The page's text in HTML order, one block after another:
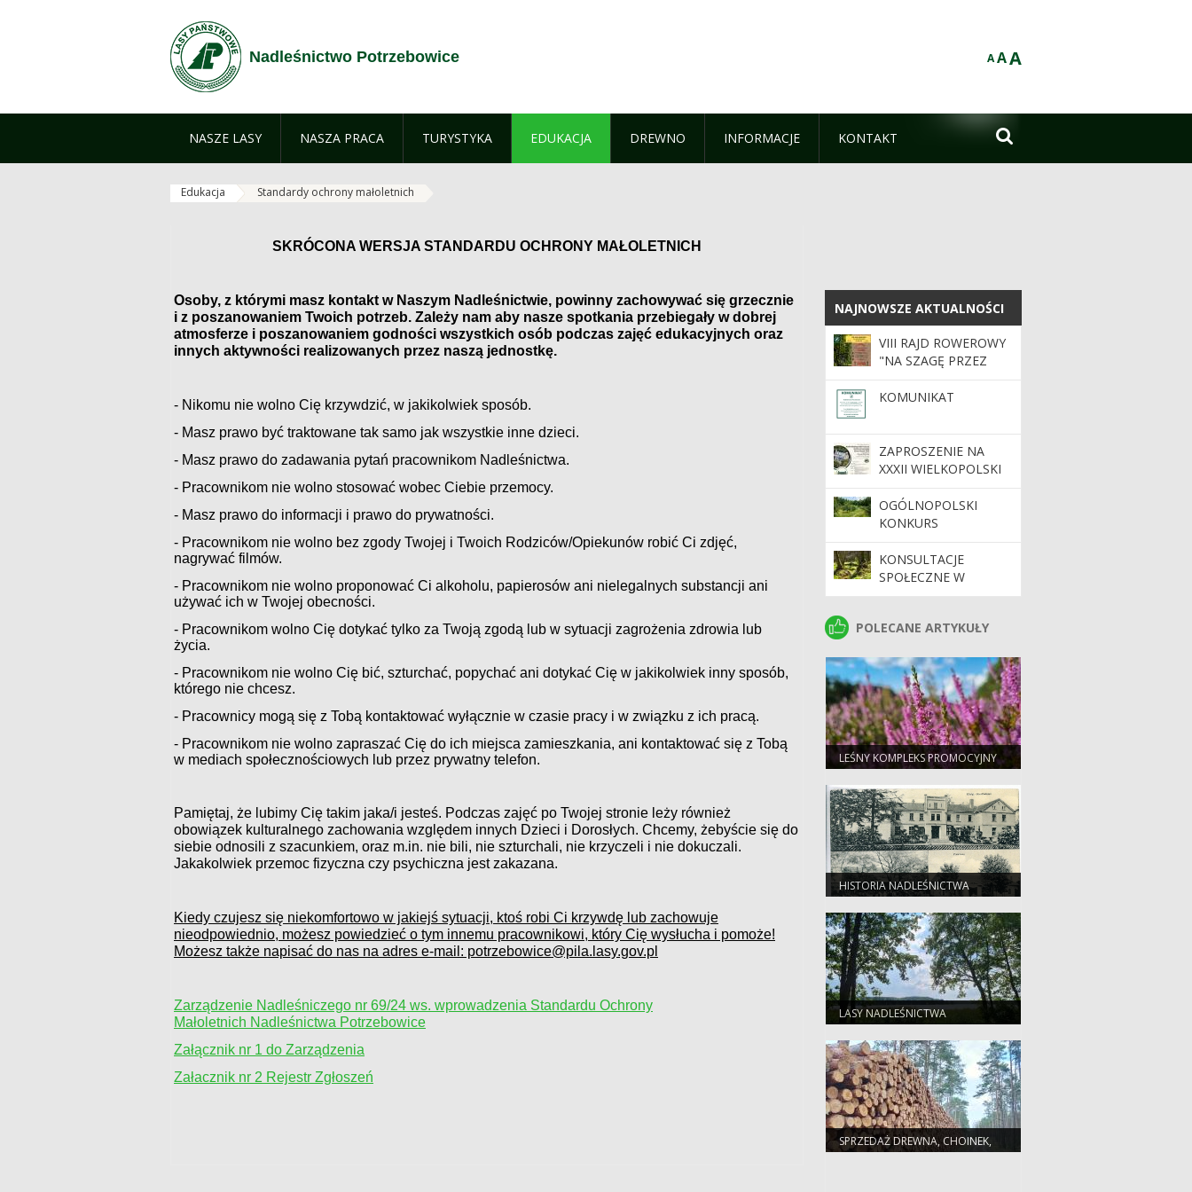
Nadleśnictwo Potrzebowice AAA
NASZE LASY NASZA PRACA TURYSTYKA EDUKACJA DREWNO INFORMACJE KONTAKT 
Edukacja Standardy ochrony małoletnich
SKRÓCONA WERSJA STANDARDU OCHRONY MAŁOLETNICH
Osoby, z którymi masz kontakt w Naszym Nadleśnictwie, powinny zachowywać się grzecznie
i z poszanowaniem Twoich potrzeb. Zależy nam aby nasze spotkania przebiegały w dobrej
atmosferze i poszanowaniem godności wszystkich osób podczas zajęć edukacyjnych oraz
innych aktywności realizowanych przez naszą jednostkę.
- Nikomu nie wolno Cię krzywdzić, w jakikolwiek sposób.
- Masz prawo być traktowane tak samo jak wszystkie inne dzieci.
- Masz prawo do zadawania pytań pracownikom Nadleśnictwa.
- Pracownikom nie wolno stosować wobec Ciebie przemocy.
- Masz prawo do informacji i prawo do prywatności.
- Pracownikom nie wolno bez zgody Twojej i Twoich Rodziców/Opiekunów robić Ci zdjęć,
nagrywać filmów.
- Pracownikom nie wolno proponować Ci alkoholu, papierosów ani nielegalnych substancji ani
używać ich w Twojej obecności.
- Pracownikom wolno Cię dotykać tylko za Twoją zgodą lub w sytuacji zagrożenia zdrowia lub
życia.
- Pracownikom nie wolno Cię bić, szturchać, popychać ani dotykać Cię w jakikolwiek inny sposób,
którego nie chcesz.
- Pracownicy mogą się z Tobą kontaktować wyłącznie w czasie pracy i w związku z ich pracą.
- Pracownikom nie wolno zapraszać Cię do ich miejsca zamieszkania, ani kontaktować się z Tobą
w mediach społecznościowych lub przez prywatny telefon.
Pamiętaj, że lubimy Cię takim jaka/i jesteś. Podczas zajęć po Twojej stronie leży również
obowiązek kulturalnego zachowania względem innych Dzieci i Dorosłych. Chcemy, żebyście się do
siebie odnosili z szacunkiem, oraz m.in. nie bili, nie szturchali, nie krzyczeli i nie dokuczali.
Jakakolwiek przemoc fizyczna czy psychiczna jest zakazana.
Kiedy czujesz się niekomfortowo w jakiejś sytuacji, ktoś robi Ci krzywdę lub zachowuje
nieodpowiednio, możesz powiedzieć o tym innemu pracownikowi, który Cię wysłucha i pomoże!
Możesz także napisać do nas na adres e-mail: potrzebowice@pila.lasy.gov.pl
Zarządzenie Nadleśniczego nr 69/24 ws. wprowadzenia Standardu Ochrony
Małoletnich Nadleśnictwa Potrzebowice
Załącznik nr 1 do Zarządzenia
Załacznik nr 2 Rejestr Zgłoszeń
NAJNOWSZE AKTUALNOŚCI
NAJNOWSZE AKTUALNOŚCI
VIII RAJD ROWEROWY
"NA SZAGĘ PRZEZ
PUSZCZĘ"
KOMUNIKAT
ZAPROSZENIE NA
XXXII WIELKOPOLSKI
FESTIWAL KULTURY
ŁOWIECKIEJ GORAJ-
ZAMEK 2026
OGÓLNOPOLSKI
KONKURS
FOTOGRAFICZMY
„LEŚNE SADY –
DZIEDZICTWO,
KTÓRE TRWA”
KONSULTACJE
SPOŁECZNE W
SPRAWIE
POWIERZCHNI
POLECANE ARTYKUŁY
POLECANE ARTYKUŁY
LEŚNY KOMPLEKS PROMOCYJNY
"PUSZCZA NOTECKA"
HISTORIA NADLEŚNICTWA
LASY NADLEŚNICTWA
POTRZEBOWICE
SPRZEDAŻ DREWNA, CHOINEK,
SADZONEK I NASION